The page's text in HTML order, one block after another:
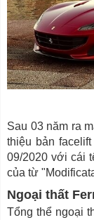
Sau 03 năm ra
thiệu bản
09/2020 với cái
của từ
Ngoại thất
Tổng thể ngoại